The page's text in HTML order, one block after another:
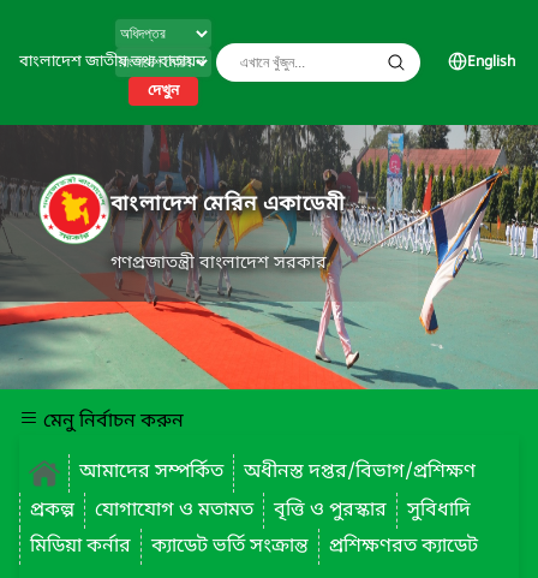
বাংলাদেশ জাতীয় তথ্য বাতায়ন
দেখুন
English
বাংলাদেশ মেরিন একাডেমী
গণপ্রজাতন্ত্রী বাংলাদেশ সরকার
মেনু নির্বাচন করুন
আমাদের সম্পর্কিত
অধীনস্ত দপ্তর/বিভাগ/প্রশিক্ষণ
প্রকল্প
যোগাযোগ ও মতামত বৃত্তি ও পুরস্কার
সুবিধাদি
মিডিয়া কর্নার
ক্যাডেট ভর্তি সংক্রান্ত প্রশিক্ষণরত ক্যাডেট